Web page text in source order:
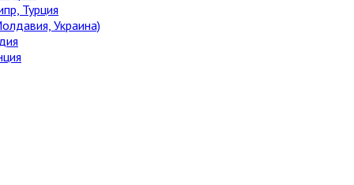
Турция
Украина)